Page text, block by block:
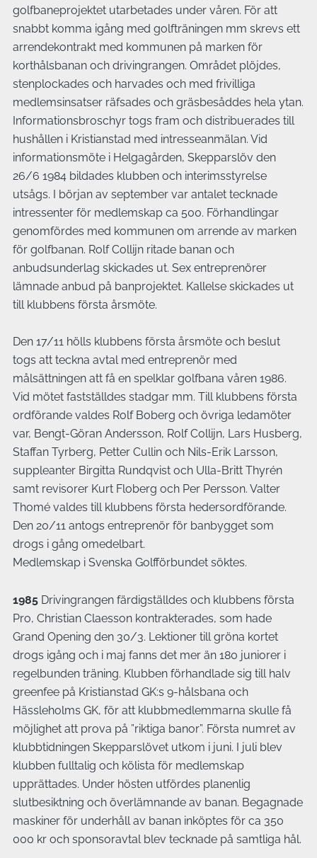
golfbaneprojektet utarbetades under våren. För att
snabbt komma igång med golfträningen mm skrevs ett
arrendekontrakt med kommunen på marken för
korthålsbanan och drivingrangen. Området plöjdes,
stenplockades och harvades och med frivilliga
medlemsinsatser räfsades och gräsbesåddes hela ytan.
Informationsbroschyr togs fram och distribuerades till
hushållen i Kristianstad med intresseanmälan. Vid
informationsmöte i Helgagården, Skepparslöv den
26/6 1984 bildades klubben och interimsstyrelse
utsågs. I början av september var antalet tecknade
intressenter för medlemskap ca 500. Förhandlingar
genomfördes med kommunen om arrende av marken
för golfbanan. Rolf Collijn ritade banan och
anbudsunderlag skickades ut. Sex entreprenörer
lämnade anbud på banprojektet. Kallelse skickades ut
till klubbens första årsmöte.
Den 17/11 hölls klubbens första årsmöte och beslut
togs att teckna avtal med entreprenör med
målsättningen att få en spelklar golfbana våren 1986.
Vid mötet fastställdes stadgar mm. Till klubbens första
ordförande valdes Rolf Boberg och övriga ledamöter
var, Bengt-Göran Andersson, Rolf Collijn, Lars Husberg,
Staffan Tyrberg, Petter Cullin och Nils-Erik Larsson,
suppleanter Birgitta Rundqvist och Ulla-Britt Thyrén
samt revisorer Kurt Floberg och Per Persson. Valter
Thomé valdes till klubbens första hedersordförande.
Den 20/11 antogs entreprenör för banbygget som
drogs i gång omedelbart.
Medlemskap i Svenska Golfförbundet söktes.
1985Drivingrangen färdigställdes och klubbens första
Pro, Christian Claesson kontrakterades, som hade
Grand Opening den 30/3. Lektioner till gröna kortet
drogs igång och i maj fanns det mer än 180 juniorer i
regelbunden träning. Klubben förhandlade sig till halv
greenfee på Kristianstad GK:s 9-hålsbana och
Hässleholms GK, för att klubbmedlemmarna skulle få
möjlighet att prova på ”riktiga banor”. Första numret av
klubbtidningen Skepparslövet utkom i juni. I juli blev
klubben fulltalig och kölista för medlemskap
upprättades. Under hösten utfördes planenlig
slutbesiktning och överlämnande av banan. Begagnade
maskiner för underhåll av banan inköptes för ca 350
000 kr och sponsoravtal blev tecknade på samtliga hål.